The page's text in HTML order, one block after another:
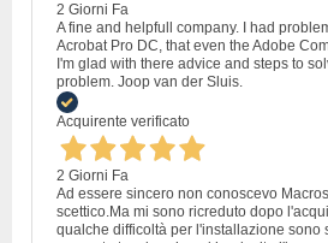
2 Giorni Fa
A fine and helpfull company. I had
Acrobat Pro DC, that even the Adobe
I'm glad with there advice and steps to
problem. Joop van der Sluis.
Acquirente verificato
2 Giorni Fa
Ad essere sincero non conoscevo
scettico.Ma mi sono ricreduto dopo
qualche difficoltà per l'installazione sono